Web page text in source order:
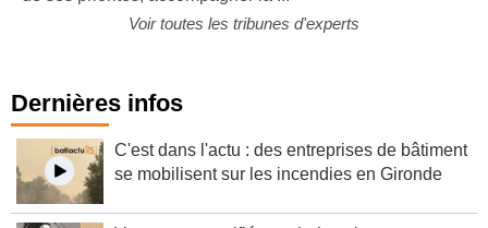
Dernières infos
C'est dans l'actu : des entreprises de bâtiment